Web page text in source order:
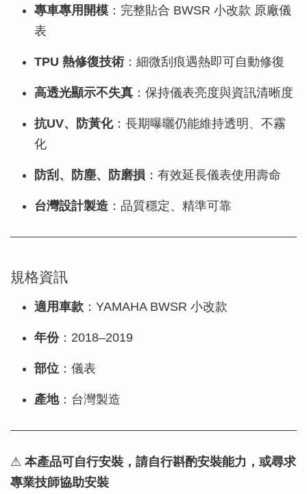
專車專用開模 ：完整貼合 BWSR 小改款 原廠儀
表
TPU 熱修復技術：細微刮痕遇熱即可自動修復
高透光顯示不失真 ：保持儀表亮度與資訊清晰度
抗UV、防黃化：長期曝曬仍能維持透明、不霧
化
防刮、防塵、防磨損 ：有效延長儀表使用壽命
台灣設計製造 ：品質穩定、精準可靠
規格資訊
適用車款 ：YAMAHA BWSR 小改款
年份：2018–2019
部位 ：儀表
產地：台灣製造
⚠ 本產品可自行安裝，請自行斟酌安裝能力，或尋求
專業技師協助安裝